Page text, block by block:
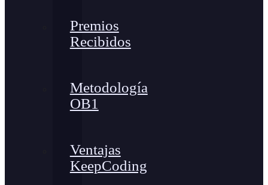
Premios
Recibidos
Metodología
OB1
Ventajas
KeepCoding